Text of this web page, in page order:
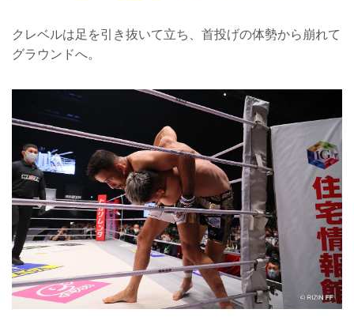
クレベルは足を引き抜いて立ち、首投げの体勢から崩れて
グラウンドへ。